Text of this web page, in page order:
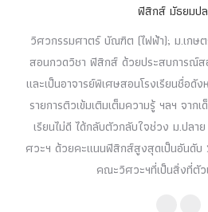
ฟิสิกส์ มัธยมป
วิศวกรรมศาตร์ บัณฑิต (ไฟฟ้า); ม.เกษ
สอนกวดวิชา ฟิสิกส์ ด้วยประสบการณ์
และเป็นอาจารย์พิเศษสอนโรงเรียนชื่อดั
รายการติวเข้มเติมเต็มความรู้ ฯลฯ จากเ
เรียนไม่ดี ได้กลับตัวกลับใจช่วง ม.ปลา
ศวะฯ ด้วยคะแนนฟิสิกส์สูงสุดเป็นอันดับ
คณะวิศวะฯที่เป็นสิ่งที่ตัว